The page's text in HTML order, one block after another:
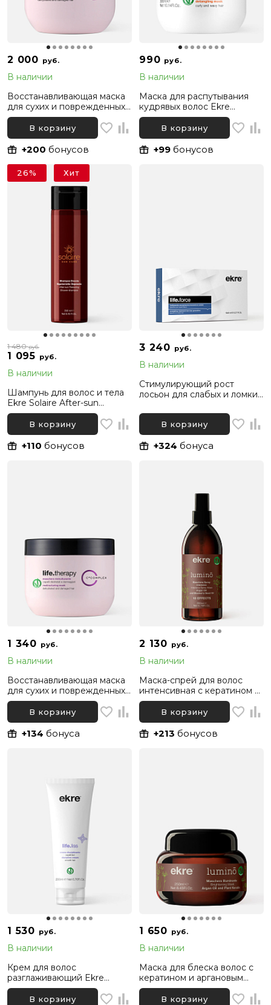
2 000 руб.
В наличии
Восстанавливающая маска
для сухих и поврежденных
волос Ekre Life.Therapy
Restructuring, 500 мл
В корзину
+200 бонусов
990 руб.
В наличии
Маска для распутывания
кудрявых волос Ekre
Life.Curl Untangling, 300 мл
В корзину
+99 бонусов
1 095 руб.
1 480руб.
В наличии
Шампунь для волос и тела
Ekre Solaire After-sun
Restoring Shower-shampoo,
250 млВ корзину
+110 бонусов
26% Хит
3 240 руб.
В наличии
Стимулирующий рост
лосьон для слабых и ломких
Energizing, 10x8 мл
В корзину
+324 бонуса
1 340 руб.
В наличии
Восстанавливающая маска
для сухих и поврежденных
волос Ekre Life.Therapy
Restructuring, 300 мл
В корзину
+134 бонуса
2 130 руб.
В наличии
Маска-спрей для волос
интенсивная с кератином и
аргановым маслом Ekre
Lumino Intensive 10 Effects,
200 мл
В корзину
+213 бонусов
1 530 руб.
В наличии
Крем для волос
разглаживающий Ekre
Life.Liss Disciplining, 200 мл
В корзину
1 650 руб.
В наличии
Маска для блеска волос с
кератином и аргановым
маслом Ekre Lumino
Intensive, 250 мл
В корзину